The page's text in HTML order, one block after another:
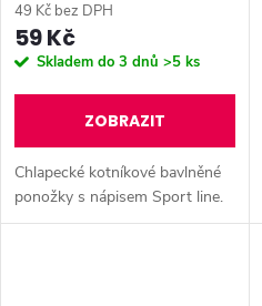
49 Kč bez DPH
59 Kč
Skladem do 3 dnů >5 ks
ZOBRAZIT
Chlapecké kotníkové bavlněné
ponožky s nápisem Sport line.